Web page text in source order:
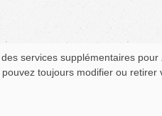
services supplémentaires pour
pouvez toujours modifier ou